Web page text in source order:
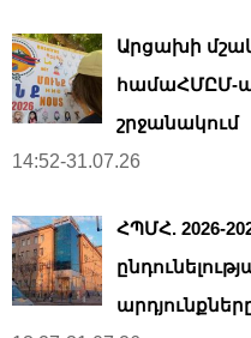
Արցախի
համաՀՄԸՄ-
շրջանակում
14:52-31.07.26
ՀՊՄՀ. 2026-